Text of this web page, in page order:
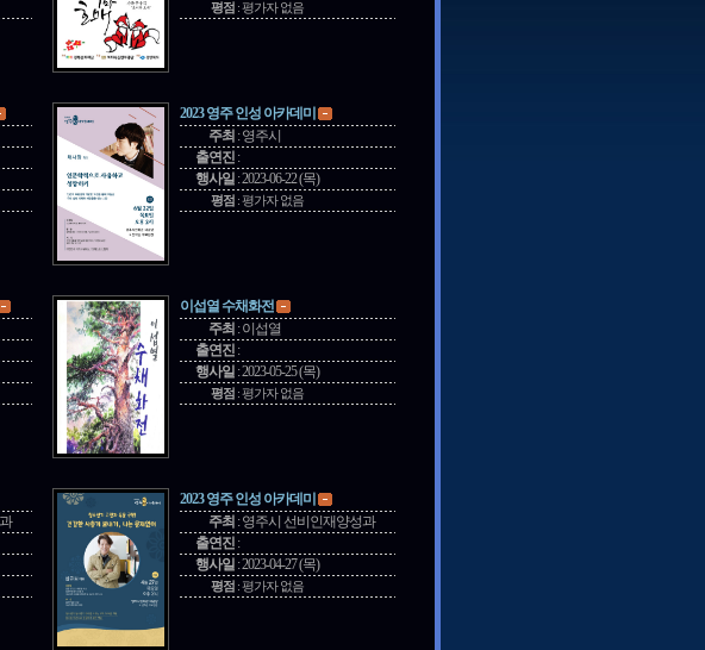
평점 :평가자 없음
2023 영주 인성 아카데미
주최 :영주시
출연진 :
행사일 :2023-06-22 (목)
평점 :평가자 없음
이섭열 수채화전
주최 :이섭열
출연진 :
행사일 :2023-05-25 (목)
평점 :평가자 없음
2023 영주 인성 아카데미
주최 :영주시 선비인재양성과
출연진 :
행사일 :2023-04-27 (목)
평점 :평가자 없음